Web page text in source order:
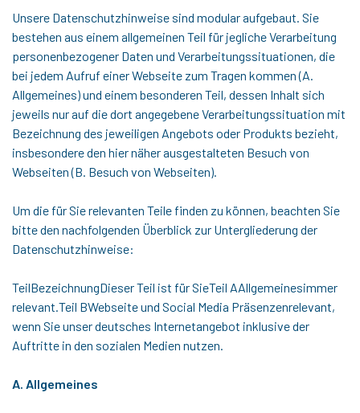
Unsere Datenschutzhinweise sind modular aufgebaut. Sie
bestehen aus einem allgemeinen Teil für jegliche Verarbeitung
personenbezogener Daten und Verarbeitungssituationen, die
bei jedem Aufruf einer Webseite zum Tragen kommen (A.
Allgemeines) und einem besonderen Teil, dessen Inhalt sich
jeweils nur auf die dort angegebene Verarbeitungssituation mit
Bezeichnung des jeweiligen Angebots oder Produkts bezieht,
insbesondere den hier näher ausgestalteten Besuch von
Webseiten (B. Besuch von Webseiten).
Um die für Sie relevanten Teile finden zu können, beachten Sie
bitte den nachfolgenden Überblick zur Untergliederung der
Datenschutzhinweise:
TeilBezeichnungDieser Teil ist für SieTeil AAllgemeinesimmer
relevant.Teil BWebseite und Social Media Präsenzenrelevant,
wenn Sie unser deutsches Internetangebot inklusive der
Auftritte in den sozialen Medien nutzen.
A. Allgemeines